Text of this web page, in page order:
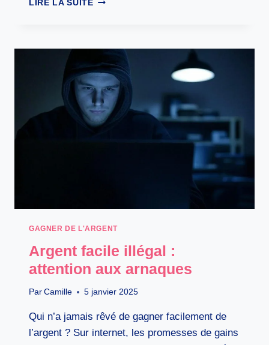
LIRE LA SUITE
NUIT
:
LE
GUIDE
COMPLET
GAGNER DE L'ARGENT
Argent facile illégal :
attention aux arnaques
Par Camille 5 janvier 2025
Qui n’a jamais rêvé de gagner facilement de
l’argent ? Sur internet, les promesses de gains